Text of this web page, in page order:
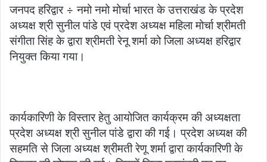
d
a
n
जनपद हरिद्वार ÷ नमो नमो मोर्चा भारत के उत्तराखंड के प्रदेश
अध्यक्ष श्री सुनील पांडे एवं प्रदेश अध्यक्ष महिला मोर्चा श्रीमती
संगीता सिंह के द्वारा श्रीमती रेनू शर्मा को जिला अध्यक्ष हरिद्वार
नियुक्त किया गया।
कार्यकारिणी के विस्तार हेतु आयोजित कार्यक्रम की अध्यक्षता
प्रदेश अध्यक्ष श्री सुनील पांडे द्वारा की गई। प्रदेश अध्यक्ष की
सहमति से जिला अध्यक्ष श्रीमती रेणू शर्मा द्वारा कार्यकारिणी के